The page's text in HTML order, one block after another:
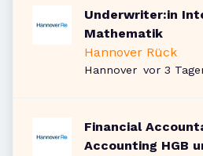
Underwriter:in
Mathematik
Hannover Rück
Hannover vor 3
Financial
Accounting HGB